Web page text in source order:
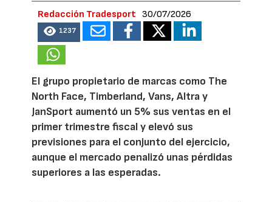
Redacción Tradesport 30/07/2026
1237
El grupo propietario de marcas como The
North Face, Timberland, Vans, Altra y
JanSport aumentó un 5% sus ventas en el
primer trimestre fiscal y elevó sus
previsiones para el conjunto del ejercicio,
aunque el mercado penalizó unas pérdidas
superiores a las esperadas.